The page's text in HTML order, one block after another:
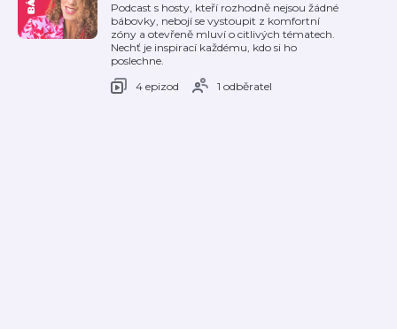
Podcast s hosty, kteří rozhodně nejsou žádné
bábovky, nebojí se vystoupit z komfortní
zóny a otevřeně mluví o citlivých tématech.
Nechť je inspirací každému, kdo si ho
poslechne.
4 epizod
1 odběratel